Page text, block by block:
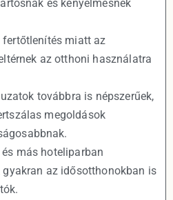
és kényelmesnek
miatt az
az otthoni használatra
továbbra is népszerűek,
megoldások
más hoteliparban
az idősotthonokban is